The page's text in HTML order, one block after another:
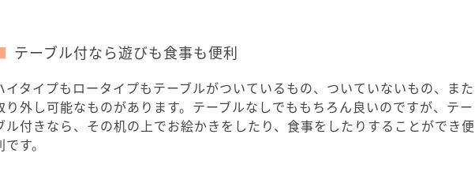
テーブル付なら遊びも食事も便利
イタイプもロータイプもテーブルがついているもの、ついていないもの、また
り外し可能なものがあります。テーブルなしでももちろん良いのですが、テー
ル付きなら、その机の上でお絵かきをしたり、食事をしたりすることができ便
です。